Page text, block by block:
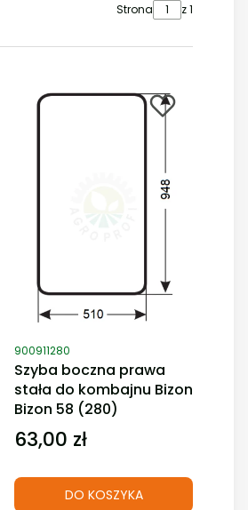
Strona z 1
Kod produktu
900911280
Szyba boczna prawa
stała do kombajnu Bizon
Bizon 58 (280)
Cena
63,00 zł
DO KOSZYKA